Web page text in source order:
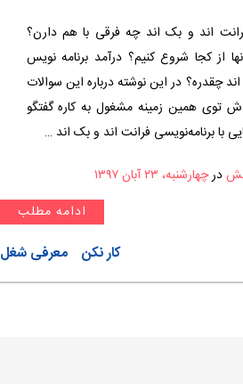
اند و بک اند چه فرقی با هم دارن؟
از کجا شروع کنیم؟ درآمد برنامه نویس
چقدره؟ در این نوشته درباره این سوالات
توی همین زمینه مشغول به کاره گفتگو
با برنامه‌نویسی فرانت اند و بک اند …
درچهارشنبه، ۲۳ آبان ۱۳۹۷
ادامه مطلب
کار نکن معرفی شغل